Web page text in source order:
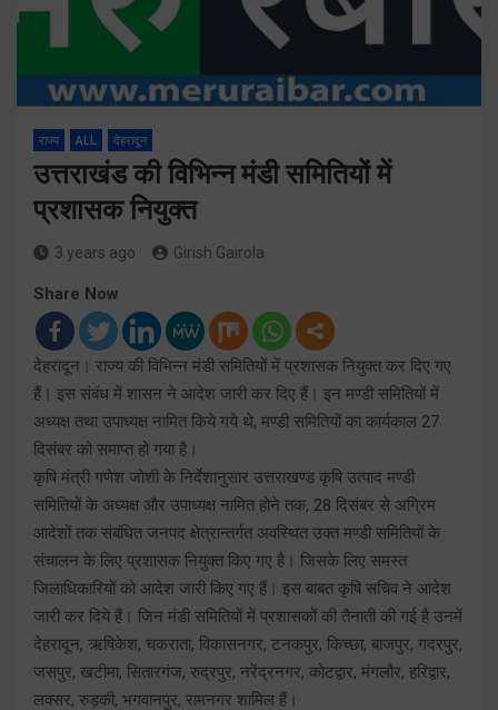
राज्य ALL देहरादून
उत्तराखंड की विभिन्न मंडी समितियों में
प्रशासक नियुक्त
3 years ago Girish Gairola
Share Now
देहरादून। राज्य की विभिन्न मंडी समितियों में प्रशासक नियुक्त कर दिए गए
हैं। इस संबंध में शासन ने आदेश जारी कर दिए हैं। इन मण्डी समितियों में
अध्यक्ष तथा उपाध्यक्ष नामित किये गये थे, मण्डी समितियों का कार्यकाल 27
दिसंबर को समाप्त हो गया है।
कृषि मंत्री गणेश जोशी के निर्देशानुसार उत्तराखण्ड कृषि उत्पाद मण्डी
समितियों के अध्यक्ष और उपाध्यक्ष नामित होने तक, 28 दिसंबर से अग्रिम
आदेशों तक संबंधित जनपद क्षेत्रान्तर्गत अवस्थित उक्त मण्डी समितियों के
संचालन के लिए प्रशासक नियुक्त किए गए है। जिसके लिए समस्त
जिलाधिकारियों को आदेश जारी किए गए हैं। इस बाबत कृषि सचिव ने आदेश
जारी कर दिये हैं। जिन मंडी समितियों में प्रशासकों की तैनाती की गई है उनमें
देहरादून, ऋषिकेश, चकराता, विकासनगर, टनकपुर, किच्छा, बाजपुर, गदरपुर,
जसपुर, खटीमा, सितारगंज, रुद्रपुर, नरेंद्रनगर, कोटद्वार, मंगलौर, हरिद्वार,
लक्सर, रुड़की, भगवानपुर, रामनगर शामिल हैं।